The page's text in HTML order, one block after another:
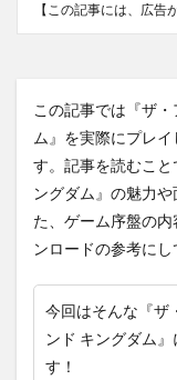
【この記事には、広告
この記事では『ザ
ム』を実際にプレ
す。記事を読むこ
ングダム』の魅力
た、ゲーム序盤の
ンロードの参考にし
今回はそんな『ザ
ンド キングダム
す！